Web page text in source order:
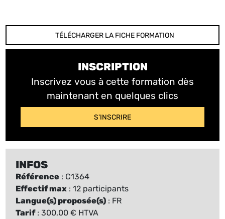
TÉLÉCHARGER LA FICHE FORMATION
INSCRIPTION
Inscrivez vous à cette formation dès
maintenant en quelques clics
S'INSCRIRE
INFOS
Référence : C1364
Effectif max : 12 participants
Langue(s) proposée(s) : FR
Tarif: 300,00 € HTVA